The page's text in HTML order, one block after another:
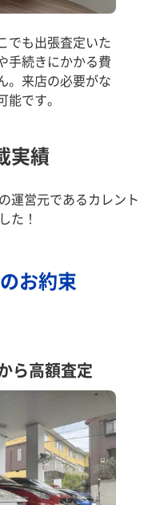
でも出張査定いた
手続きにかかる費
。来店の必要がな
です。
実績
運営元であるカレント
た！
お約束
ら高額査定